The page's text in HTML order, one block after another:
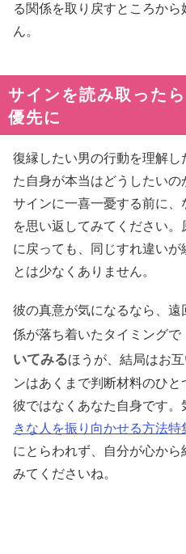
る関係を取り戻すところか
ん。
サインを読み取った
優先に
復縁したい男の行動を理解
た自身が本当はどうしたい
サインに一喜一憂する前に
を思い返してみてください
に戻っても、同じすれ違い
とは少なくありません。
彼の真意が気になるなら、
係が落ち着いたタイミングで
いてみるほうが、結局はお
ンはあくまで判断材料のひと
彼ではなくあなた自身です。
きな人を振り向かせる方法特
にとらわれず、自分が心か
みてくださいね。